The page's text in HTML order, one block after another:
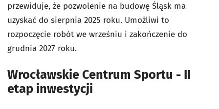
przewiduje, że pozwolenie na budowę Śląsk ma
uzyskać do sierpnia 2025 roku. Umożliwi to
rozpoczęcie robót we wrześniu i zakończenie do
grudnia 2027 roku.
Wrocławskie Centrum Sportu - II
etap inwestycji